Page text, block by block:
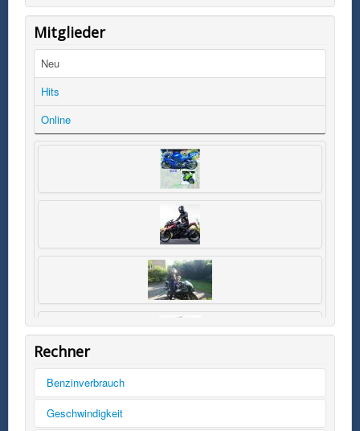
Mitglieder
Neu
Hits
Online
Rechner
Benzinverbrauch
Tankinhalt
Geschwindigkeit